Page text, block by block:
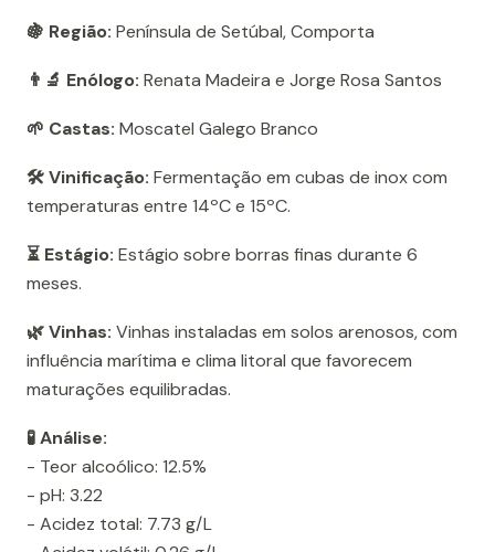
🍇 Região: Península de Setúbal, Comporta
👨‍🔬 Enólogo: Renata Madeira e Jorge Rosa Santos
🌱 Castas: Moscatel Galego Branco
🛠️ Vinificação: Fermentação em cubas de inox com
temperaturas entre 14ºC e 15ºC.
⏳ Estágio: Estágio sobre borras finas durante 6
meses.
🌿 Vinhas: Vinhas instaladas em solos arenosos, com
influência marítima e clima litoral que favorecem
maturações equilibradas.
🧪 Análise:
- Teor alcoólico: 12.5%
- pH: 3.22
- Acidez total: 7.73 g/L